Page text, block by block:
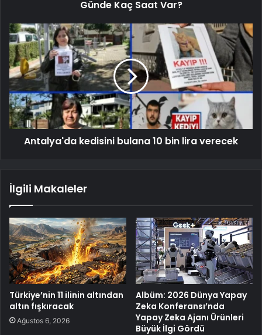
Günde Kaç Saat Var?
Antalya'da kedisini bulana 10 bin lira verecek
İlgili Makaleler
Türkiye’nin 11 ilinin altından
altın fışkıracak
Ağustos 6, 2026
Albüm: 2026 Dünya Yapay
Zeka Konferansı’nda
Yapay Zeka Ajanı Ürünleri
Büyük İlgi Gördü